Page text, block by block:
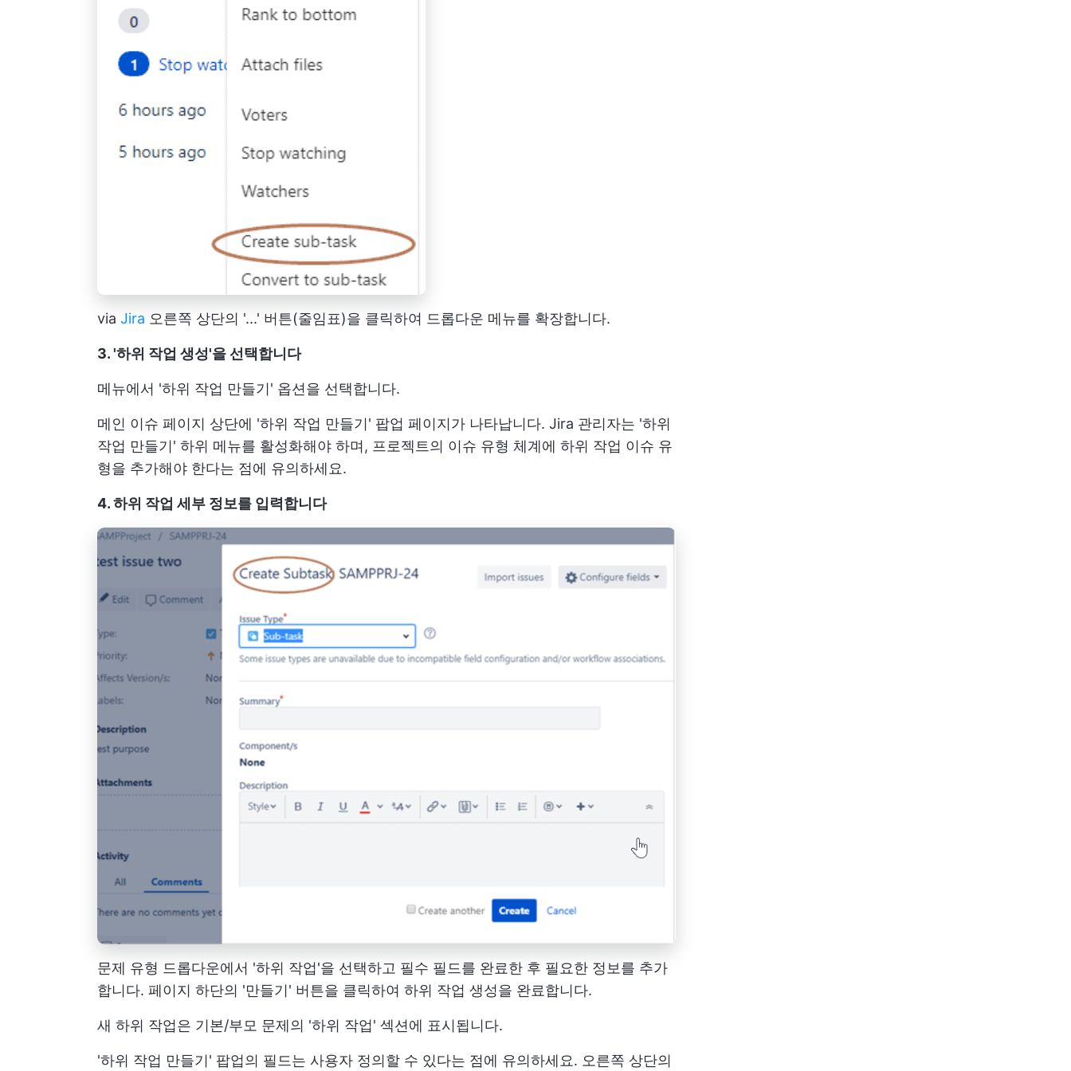
via Jira 오른쪽 상단의 '...' 버튼(줄임표)을 클릭하여 드롭다운 메뉴를 확장합니다.
3. '하위 작업 생성'을 선택합니다
메뉴에서 '하위 작업 만들기' 옵션을 선택합니다.
메인 이슈 페이지 상단에 '하위 작업 만들기' 팝업 페이지가 나타납니다. Jira 관리자는 '하위
작업 만들기' 하위 메뉴를 활성화해야 하며, 프로젝트의 이슈 유형 체계에 하위 작업 이슈 유
형을 추가해야 한다는 점에 유의하세요.
4. 하위 작업 세부 정보를 입력합니다
문제 유형 드롭다운에서 '하위 작업'을 선택하고 필수 필드를 완료한 후 필요한 정보를 추가
합니다. 페이지 하단의 '만들기' 버튼을 클릭하여 하위 작업 생성을 완료합니다.
새 하위 작업은 기본/부모 문제의 '하위 작업' 섹션에 표시됩니다.
'하위 작업 만들기' 팝업의 필드는 사용자 정의할 수 있다는 점에 유의하세요. 오른쪽 상단의